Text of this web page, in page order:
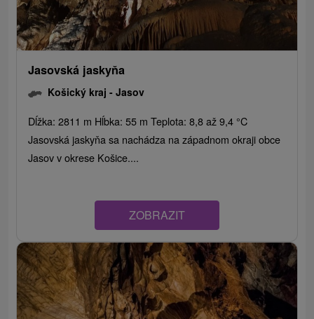
Jasovská jaskyňa
Košický kraj -Jasov
Dĺžka: 2811 m Hĺbka: 55 m Teplota: 8,8 až 9,4 °C
Jasovská jaskyňa sa nachádza na západnom okraji obce
Jasov v okrese Košice....
ZOBRAZIT